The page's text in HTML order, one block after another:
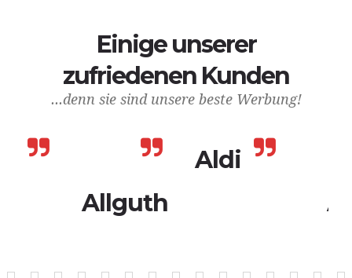
Einige unserer
zufriedenen Kunden
...denn sie sind unsere beste Werbung!